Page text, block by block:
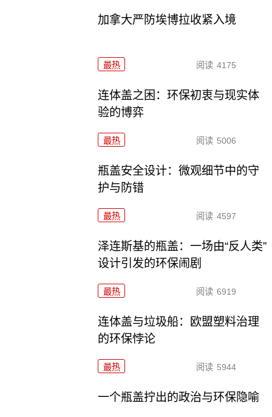
加拿大严防埃博拉收紧入境
最热 阅读 4175
连体盖之困：环保初衷与现实体
验的博弈
最热 阅读 5006
瓶盖安全设计：微观细节中的守
护与防错
最热 阅读 4597
泽连斯基的瓶盖：一场由“反人类”
设计引发的环保闹剧
最热 阅读 6919
连体盖与垃圾船：欧盟塑料治理
的环保悖论
最热 阅读 5944
一个瓶盖拧出的政治与环保隐喻